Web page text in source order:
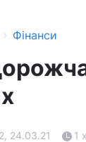
› Фінанси
24.03.21 1